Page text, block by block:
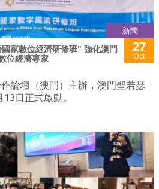
新聞
家數位經濟研修班" 強化澳門
位經濟專家
27
Oct
論壇（澳門）主辦，澳門聖若瑟
日正式啟動。